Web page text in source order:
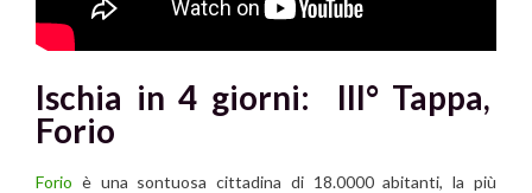
Ischia in 4 giorni: III° Tappa,
Forio
Forio è una sontuosa cittadina di 18.0000 abitanti, la più